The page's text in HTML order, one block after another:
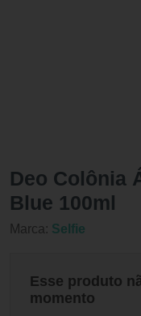
Deo Colônia
Blue 100ml
Marca: Selfie
Esse produto
momento